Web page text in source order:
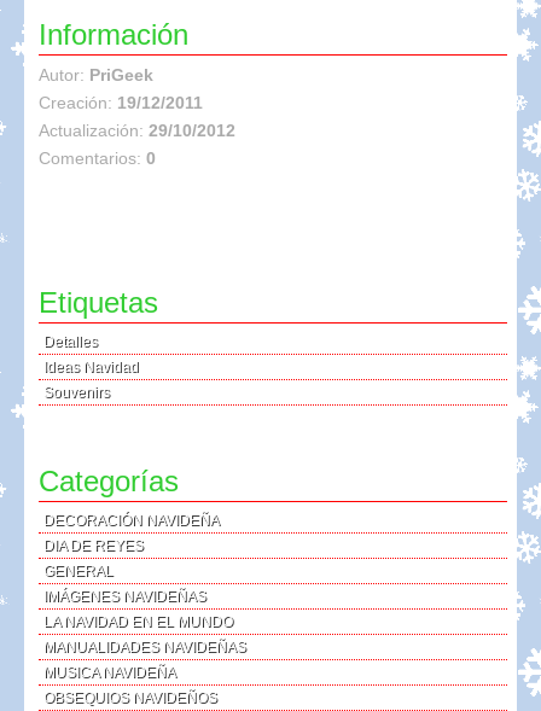
Información
Autor: PriGeek
Creación: 19/12/2011
Actualización: 29/10/2012
Comentarios: 0
Etiquetas
Detalles
Ideas Navidad
Souvenirs
Categorías
DECORACIÓN NAVIDEÑA
DIA DE REYES
GENERAL
IMÁGENES NAVIDEÑAS
LA NAVIDAD EN EL MUNDO
MANUALIDADES NAVIDEÑAS
MUSICA NAVIDEÑA
OBSEQUIOS NAVIDEÑOS